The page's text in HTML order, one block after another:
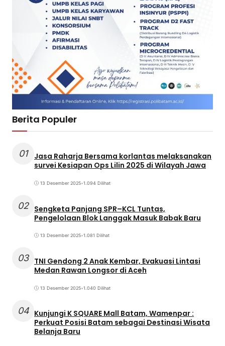
Berita Populer
01
Jasa Raharja Bersama korlantas melaksanakan
survei Kesiapan Ops Lilin 2025 di Wilayah Jawa
13 Desember 2025•1.094 Dilihat
02 Sengketa Panjang SPR–KCL Tuntas,
Pengelolaan Blok Langgak Masuk Babak Baru
13 Desember 2025•1.081 Dilihat
03 TNI Gendong 2 Anak Kembar, Evakuasi Lintasi
Medan Rawan Longsor di Aceh
13 Desember 2025•1.040 Dilihat
04 Kunjungi K SQUARE Mall Batam, Wamenpar :
Perkuat Posisi Batam sebagai Destinasi Wisata
Belanja Baru